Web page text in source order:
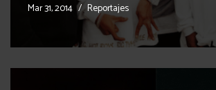
Mar 31, 2014 Reportajes